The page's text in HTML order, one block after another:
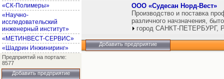
«СК-Полимеры»
«Научно-
исследовательский
инженерный институт»
«МЕТИНВЕСТ-СЕРВИС»
«Шадрин Инжиниринг»
Предприятий на портале:
8577
Добавить предприятие
ООО «Судесан Норд-Вест»
Производство и поставка
различного начзначения,
город САНКТ-ПЕТЕРБУРГ,
Добавить предприятие